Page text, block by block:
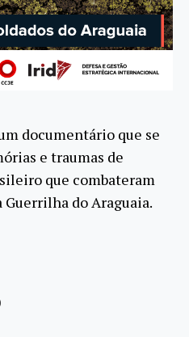
documentário que se
e traumas de
que combateram
Guerrilha do Araguaia.